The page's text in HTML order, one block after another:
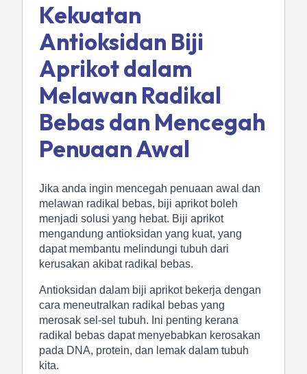
Kekuatan
Antioksidan Biji
Aprikot dalam
Melawan Radikal
Bebas dan Mencegah
Penuaan Awal
Jika anda ingin mencegah penuaan awal dan
melawan radikal bebas, biji aprikot boleh
menjadi solusi yang hebat. Biji aprikot
mengandung antioksidan yang kuat, yang
dapat membantu melindungi tubuh dari
kerusakan akibat radikal bebas.
Antioksidan dalam biji aprikot bekerja dengan
cara meneutralkan radikal bebas yang
merosak sel-sel tubuh. Ini penting kerana
radikal bebas dapat menyebabkan kerosakan
pada DNA, protein, dan lemak dalam tubuh
kita.